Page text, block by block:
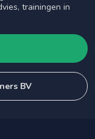
trainingen in
BV